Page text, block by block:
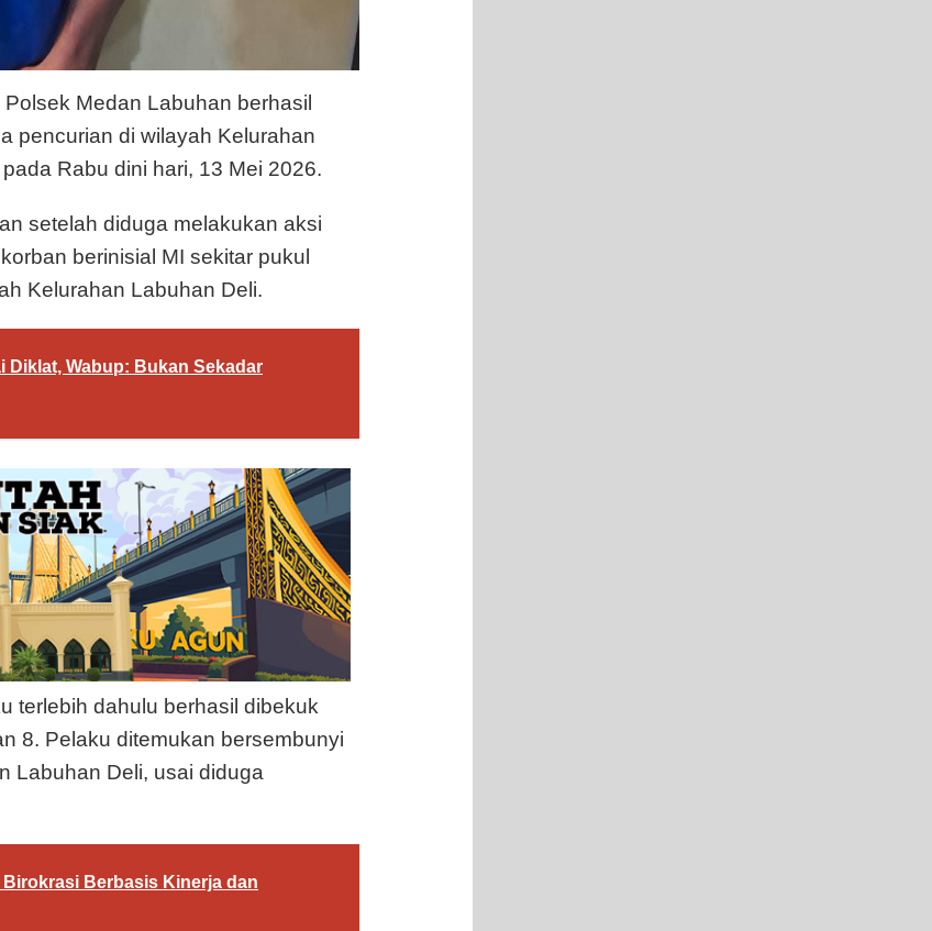
Medan Labuhan berhasil
pencurian di wilayah Kelurahan
Rabu dini hari, 13 Mei 2026.
setelah diduga melakukan aksi
berinisial MI sekitar pukul
Kelurahan Labuhan Deli.
Diklat, Wabup: Bukan Sekadar
terlebih dahulu berhasil dibekuk
8. Pelaku ditemukan bersembunyi
Labuhan Deli, usai diduga
Berbasis Kinerja dan